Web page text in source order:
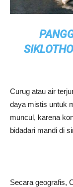
Curug atau air
daya mistis untuk
muncul, karena
bidadari mandi di
Secara geografis,